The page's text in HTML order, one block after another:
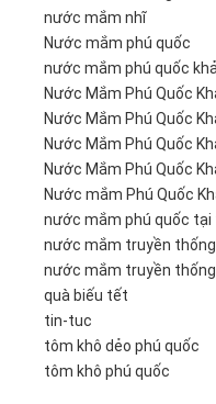
nước mắm nhĩ
Nước mắm phú quốc
nước mắm phú quốc
Nước Mắm Phú Quốc
Nước Mắm Phú Quốc
Nước Mắm Phú Quốc
Nước Mắm Phú Quốc
Nước mắm Phú Quốc
nước mắm phú quốc tại
nước mắm truyền thống
nước mắm truyền thống
quà biếu tết
tin-tuc
tôm khô dẻo phú quốc
tôm khô phú quốc